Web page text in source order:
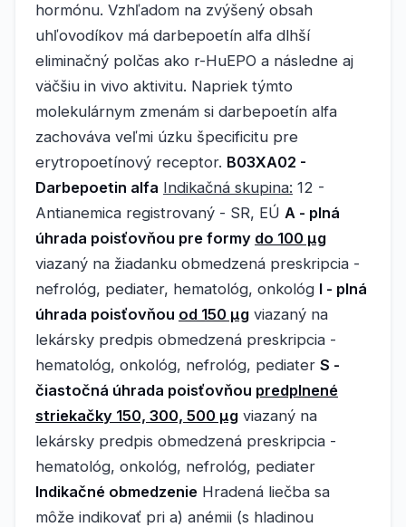
hormónu. Vzhľadom na zvýšený obsah
uhľovodíkov má darbepoetín alfa dlhší
eliminačný polčas ako r-HuEPO a následne aj
väčšiu in vivo aktivitu. Napriek týmto
molekulárnym zmenám si darbepoetín alfa
zachováva veľmi úzku špecificitu pre
erytropoetínový receptor. B03XA02 -
Darbepoetin alfa Indikačná skupina: 12 -
Antianemica registrovaný - SR, EÚ A - plná
úhrada poisťovňou pre formy do 100 μg
viazaný na žiadanku obmedzená preskripcia -
nefrológ, pediater, hematológ, onkológ I - plná
úhrada poisťovňou od 150 μg viazaný na
lekársky predpis obmedzená preskripcia -
hematológ, onkológ, nefrológ, pediater S -
čiastočná úhrada poisťovňou predplnené
striekačky 150, 300, 500 μg viazaný na
lekársky predpis obmedzená preskripcia -
hematológ, onkológ, nefrológ, pediater
Indikačné obmedzenie Hradená liečba sa
môže indikovať pri a) anémii (s hladinou